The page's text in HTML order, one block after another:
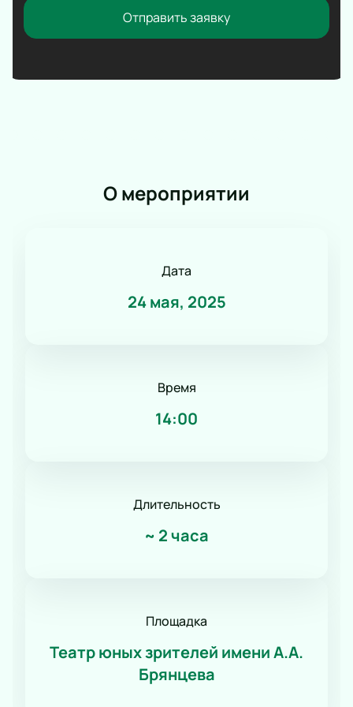
Отправить заявку
О мероприятии
Дата
24 мая, 2025
Время
14:00
Длительность
~ 2 часа
Площадка
Театр юных зрителей имени А.А.
Брянцева